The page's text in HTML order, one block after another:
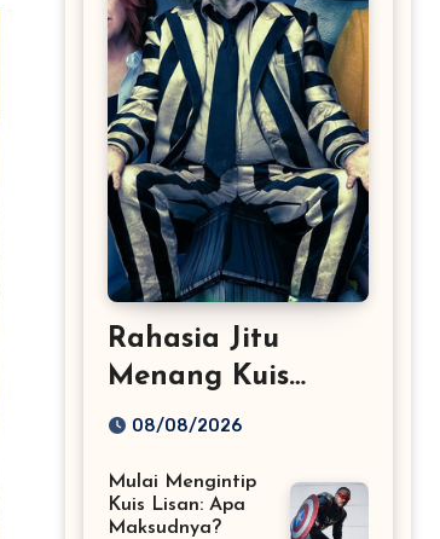
Rahasia Jitu
Menang Kuis
Tebak-Tebakan:
08/08/2026
Mulai Mengintip
Kuis Lisan: Apa
Maksudnya?